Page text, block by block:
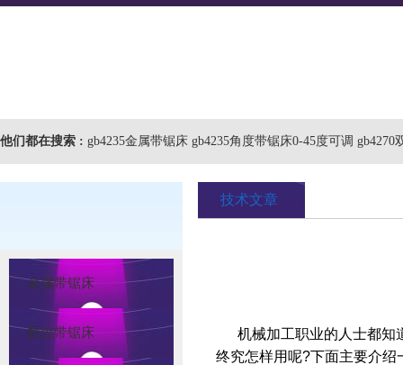
他们都在搜索 : gb4235金属带锯床 gb4235角度带锯床0-45度可调 gb4270
金属带锯床
数控带锯床
技术文章
机械加工职业的人士都知
终究怎样用呢?下面主要介绍